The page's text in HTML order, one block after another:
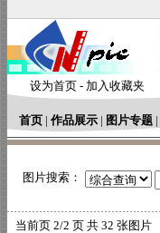
设为首页 - 加入收藏夹
首页 | 作品展示 | 图片专题 |
图片搜索：
当前页 2/2 页 共 32 张图片